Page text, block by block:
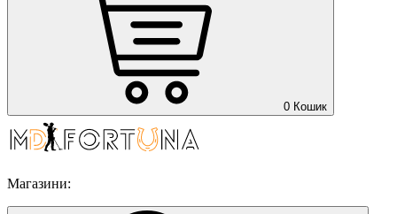
0 Кошик
Магазини: